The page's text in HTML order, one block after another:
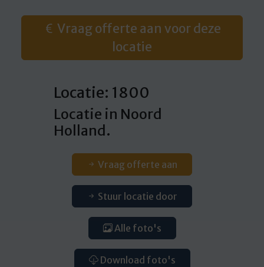
Vraag offerte aan voor deze
locatie
Locatie: 1800
Locatie in Noord
Holland.
Vraag offerte aan
Stuur locatie door
Alle foto's
Download foto's